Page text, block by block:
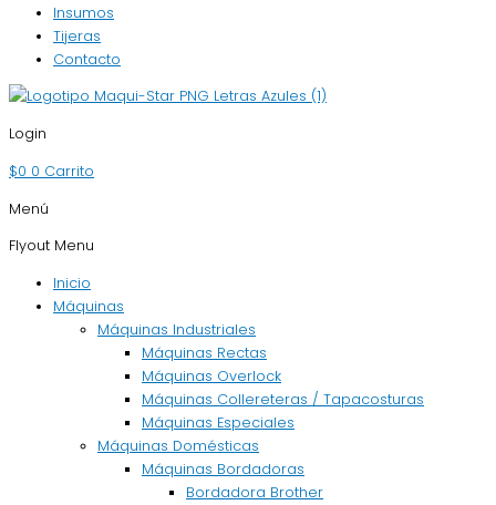
Insumos
Tijeras
Contacto
Login
$0 0 Carrito
Menú
Flyout Menu
Inicio
Máquinas
Máquinas Industriales
Máquinas Rectas
Máquinas Overlock
Máquinas Collereteras / Tapacosturas
Máquinas Especiales
Máquinas Domésticas
Máquinas Bordadoras
Bordadora Brother